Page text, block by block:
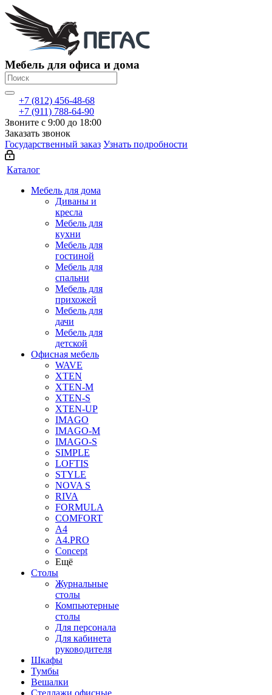
Мебель для офиса и дома
+7 (812) 456-48-68
+7 (911) 788-64-90
Звоните с 9:00 до 18:00
Заказать звонок
Государственный заказ Узнать подробности
Каталог
Мебель для дома
Диваны и
кресла
Мебель для
кухни
Мебель для
гостиной
Мебель для
спальни
Мебель для
прихожей
Мебель для
дачи
Мебель для
детской
Офисная мебель
WAVE
XTEN
XTEN-M
XTEN-S
XTEN-UP
IMAGO
IMAGO-M
IMAGO-S
SIMPLE
LOFTIS
STYLE
NOVA S
RIVA
FORMULA
COMFORT
A4
A4.PRO
Concept
Ещё
Столы
Журнальные
столы
Компьютерные
столы
Для персонала
Для кабинета
руководителя
Шкафы
Тумбы
Вешалки
Стеллажи офисные